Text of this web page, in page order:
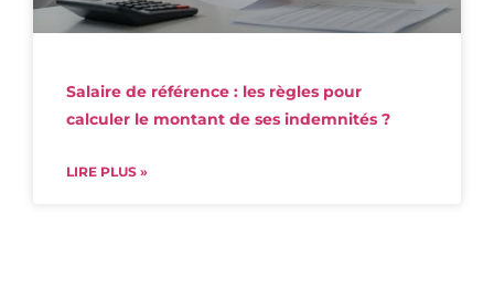
Salaire de référence : les règles pour
calculer le montant de ses indemnités ?
LIRE PLUS »